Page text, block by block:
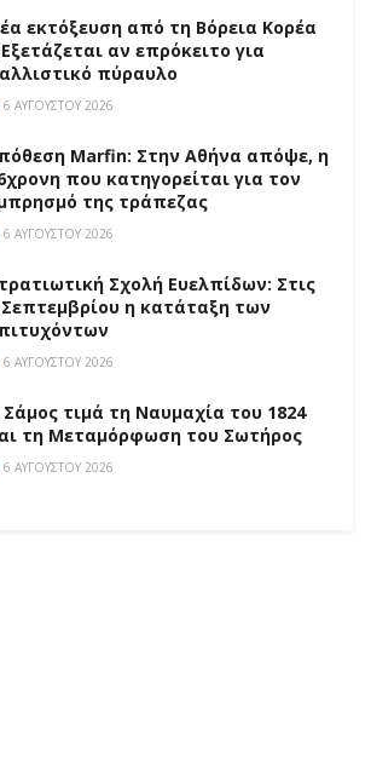
εκτόξευση από τη Βόρεια Κορέα
αν επρόκειτο για
πύραυλο
6 ΑΥΓΟΎΣΤΟΥ 2026
Marfin: Στην Αθήνα απόψε, η
που κατηγορείται για τον
της τράπεζας
6 ΑΥΓΟΎΣΤΟΥ 2026
Σχολή Ευελπίδων: Στις
Σεπτεμβρίου η κατάταξη των
6 ΑΥΓΟΎΣΤΟΥ 2026
Σάμος τιμά τη Ναυμαχία του 1824
τη Μεταμόρφωση του Σωτήρος
6 ΑΥΓΟΎΣΤΟΥ 2026